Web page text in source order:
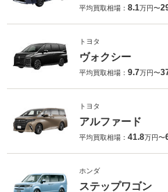
平均買取相場： 8.1万円〜
トヨタ
ヴォクシー
平均買取相場： 9.7万円〜
トヨタ
アルファード
平均買取相場： 41.8万円〜
ホンダ
ステップワゴン